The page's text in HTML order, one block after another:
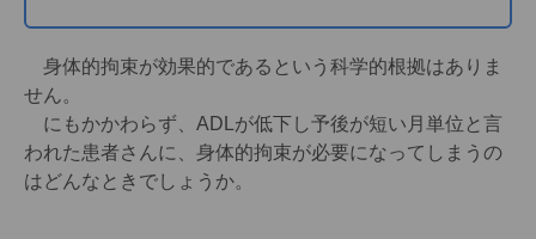
身体的拘束が効果的であるという科学的根拠はありま
せん。
にもかかわらず、ADLが低下し予後が短い月単位と言
われた患者さんに、身体的拘束が必要になってしまうの
はどんなときでしょうか。